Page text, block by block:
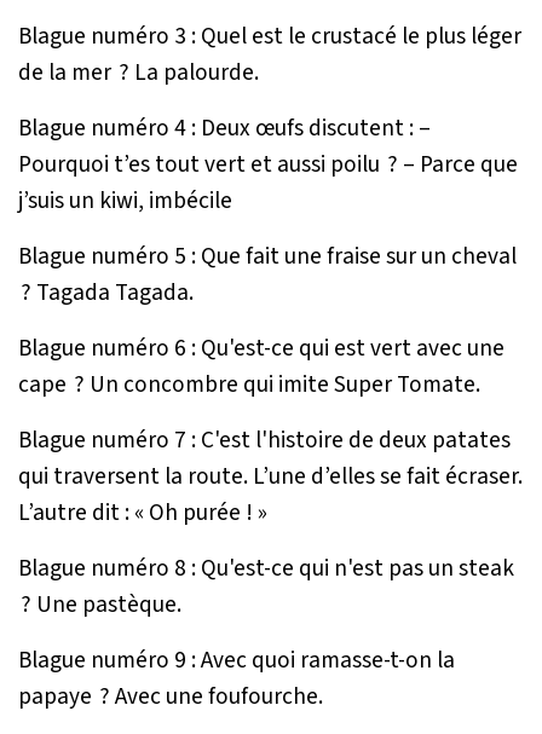
Blague numéro 3 : Quel est le crustacé le plus léger
de la mer ? La palourde.
Blague numéro 4 : Deux œufs discutent : –
Pourquoi t’es tout vert et aussi poilu ? – Parce que
j’suis un kiwi, imbécile
Blague numéro 5 : Que fait une fraise sur un cheval
? Tagada Tagada.
Blague numéro 6 : Qu'est-ce qui est vert avec une
cape ? Un concombre qui imite Super Tomate.
Blague numéro 7 : C'est l'histoire de deux patates
qui traversent la route. L’une d’elles se fait écraser.
L’autre dit : « Oh purée ! »
Blague numéro 8 : Qu'est-ce qui n'est pas un steak
? Une pastèque.
Blague numéro 9 : Avec quoi ramasse-t-on la
papaye ? Avec une foufourche.